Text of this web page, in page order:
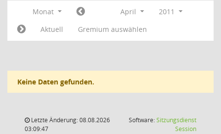
Monat April
2011
Aktuell
Gremium auswählen
Keine Daten gefunden.
Letzte Änderung: 08.08.2026
03:09:47
Software:Sitzungsdienst
Session(Wird in